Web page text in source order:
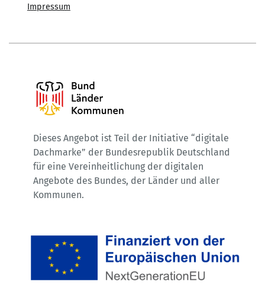
Impressum
Dieses Angebot ist Teil der Initiative “digitale
Dachmarke” der Bundesrepublik Deutschland
für eine Vereinheitlichung der digitalen
Angebote des Bundes, der Länder und aller
Kommunen.